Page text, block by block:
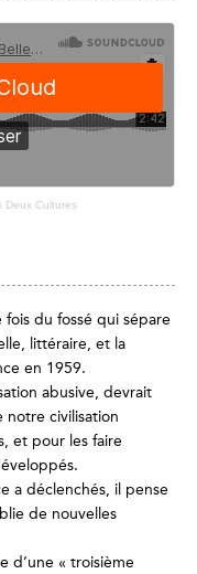
Deux Cultures
du fossé qui sépare
littéraire, et la
en 1959.
abusive, devrait
civilisation
et pour les faire
a déclenchés, il pense
de nouvelles
d’une « troisième